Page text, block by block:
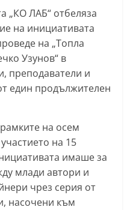
„КО ЛАБ“ отбеляза
на инициативата
на „Топла
Узунов“ в
преподаватели и
един продължителен
на осем
на 15
имаше за
млади автори и
чрез серия от
насочени към